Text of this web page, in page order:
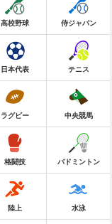
高校野球 侍ジャパン
日本代表 テニス
ラグビー 中央競馬
格闘技 バドミントン
陸上 水泳